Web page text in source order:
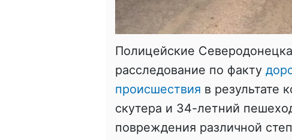
Полицейские
расследование по факту
происшествия в результате
скутера и 34-летний
повреждения различной